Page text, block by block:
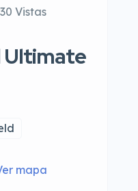
Vistas
Ultimate
mapa